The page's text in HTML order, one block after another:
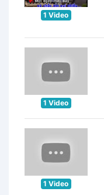
1 Video
1 Video
1 Video